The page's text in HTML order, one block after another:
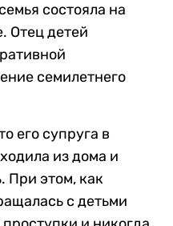
состояла на
Отец детей
семилетнего
его супруга в
из дома и
При этом, как
с детьми